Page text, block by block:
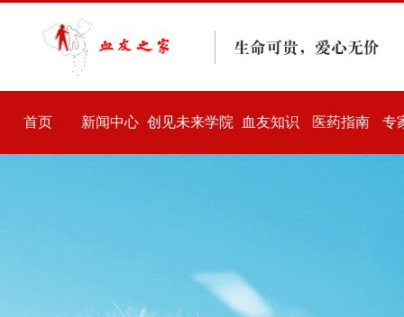
首页 新闻中心 创见未来学院 血友知识 医药指南 专